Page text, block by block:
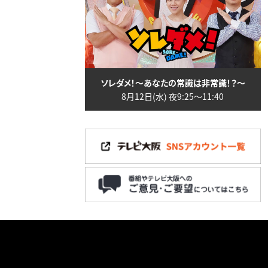
ソレダメ！～あなたの常識は非常識！？～
8月12日(水) 夜9:25〜11:40